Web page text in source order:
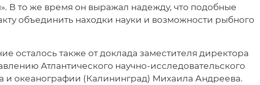
В то же время он выражал надежду, что подобные
объединить находки науки и возможности рыбного
осталось также от доклада заместителя директора
Атлантического научно-исследовательского
и океанографии (Калининград) Михаила Андреева.